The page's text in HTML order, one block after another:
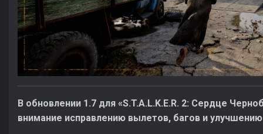
В обновлении 1.7 для «S.T.A.L.K.E.R. 2: Сердце
внимание исправлению вылетов, багов и